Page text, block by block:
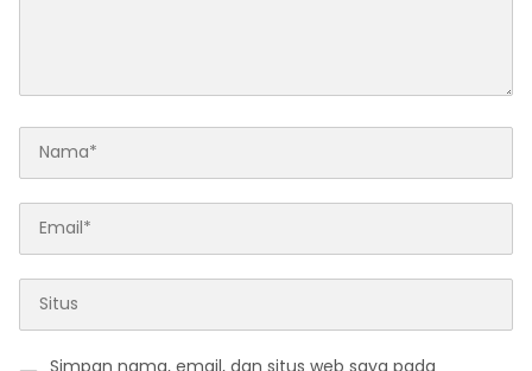
Simpan nama, email, dan situs web saya pada